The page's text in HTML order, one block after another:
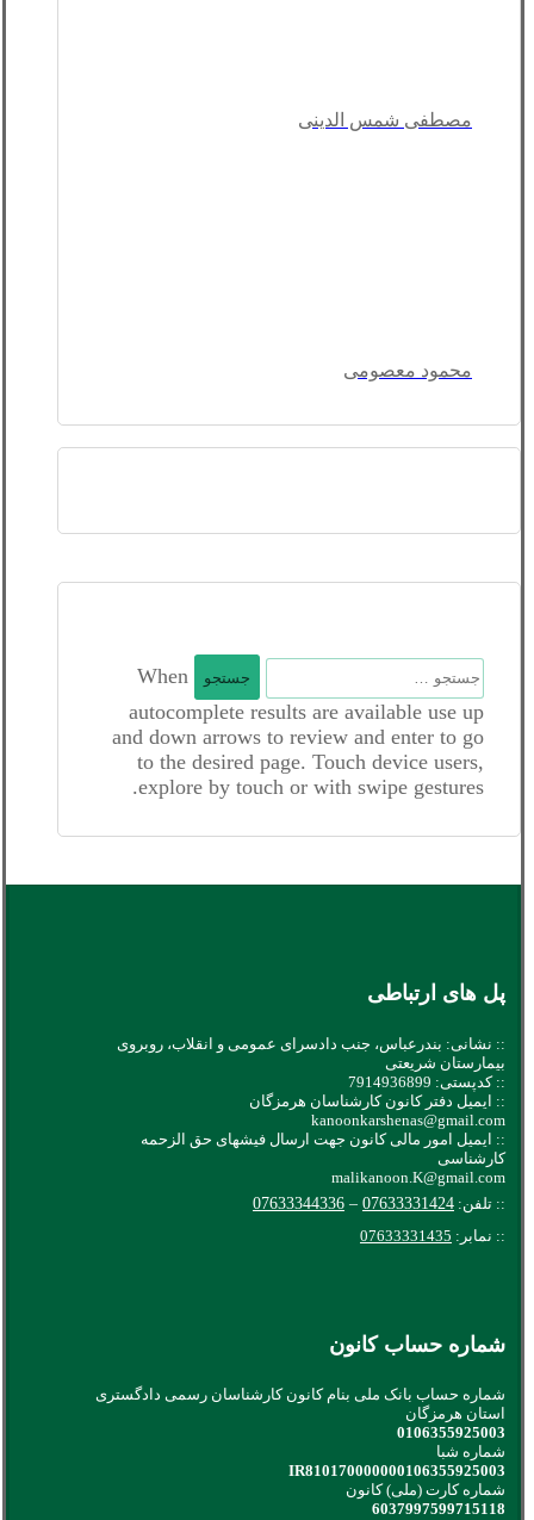
مصطفی شمس الدینی
محمود معصومی
جستجو
برای:
When
autocomplete results are available use up
and down arrows to review and enter to go
to the desired page. Touch device users,
explore by touch or with swipe gestures.
پل های ارتباطی
:: نشانی: بندرعباس، جنب دادسرای عمومی و انقلاب، روبروی
بیمارستان شریعتی
:: کدپستی: 7914936899
:: ایمیل دفتر کانون کارشناسان هرمزگان
kanoonkarshenas@gmail.com
:: ایمیل امور مالی کانون جهت ارسال فیشهای حق الزحمه
کارشناسی
malikanoon.K@gmail.com
:: تلفن: 07633331424
–
07633344336
:: نمابر: 07633331435
شماره حساب کانون
شماره حساب بانک ملی بنام کانون کارشناسان رسمی دادگستری
استان هرمزگان
0106355925003
شماره شبا
IR810170000000106355925003
شماره کارت (ملی) کانون
6037997599715118